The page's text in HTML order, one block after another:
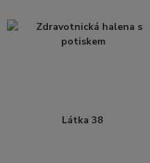
Látka 38